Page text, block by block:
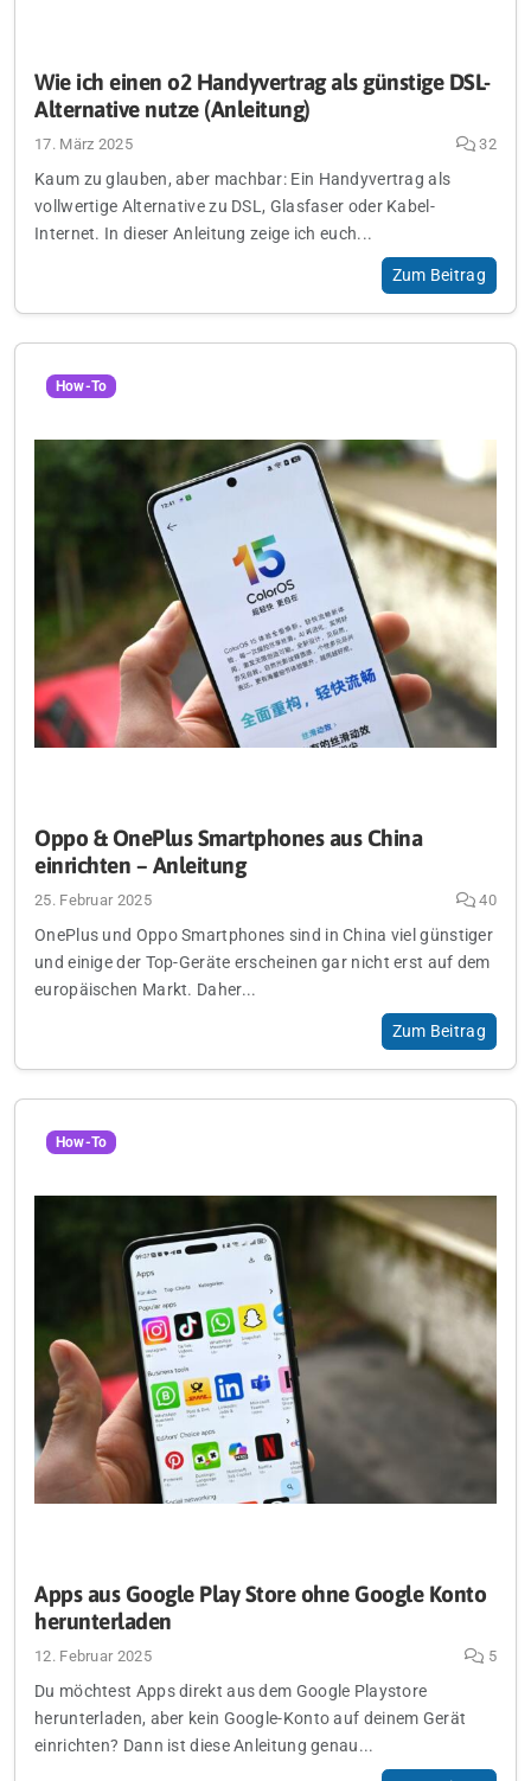
Wie ich einen o2 Handyvertrag als günstige DSL-
Alternative nutze (Anleitung)
17. März 2025 32
Kaum zu glauben, aber machbar: Ein Handyvertrag als
vollwertige Alternative zu DSL, Glasfaser oder Kabel-
Internet. In dieser Anleitung zeige ich euch...
Zum Beitrag
How-To
Oppo & OnePlus Smartphones aus China
einrichten – Anleitung
25. Februar 2025 40
OnePlus und Oppo Smartphones sind in China viel günstiger
und einige der Top-Geräte erscheinen gar nicht erst auf dem
europäischen Markt. Daher...
Zum Beitrag
How-To
Apps aus Google Play Store ohne Google Konto
herunterladen
12. Februar 2025 5
Du möchtest Apps direkt aus dem Google Playstore
herunterladen, aber kein Google-Konto auf deinem Gerät
einrichten? Dann ist diese Anleitung genau...